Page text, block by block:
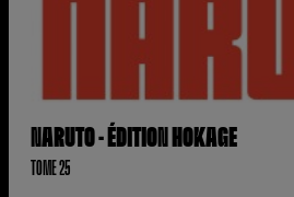
NARUTO - ÉDITION HOKAGE
TOME 25